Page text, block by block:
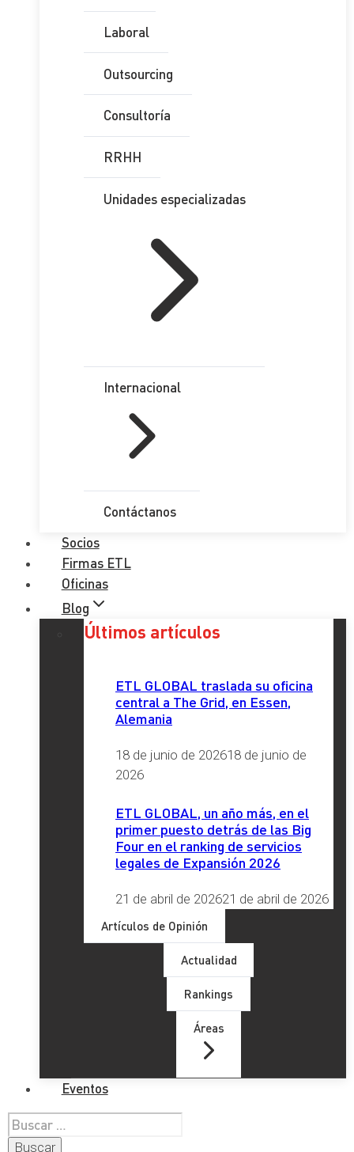
Laboral
Outsourcing
Consultoría
RRHH
Unidades especializadas
Internacional
Contáctanos
Socios
Firmas ETL
Oficinas
Blog
Últimos artículos
ETL GLOBAL traslada su oficina
central a The Grid, en Essen,
Alemania
18 de junio de 202618 de junio de
2026
ETL GLOBAL, un año más, en el
primer puesto detrás de las Big
Four en el ranking de servicios
legales de Expansión 2026
21 de abril de 202621 de abril de 2026
Artículos de Opinión
Actualidad
Rankings
Áreas
Eventos
Buscar: